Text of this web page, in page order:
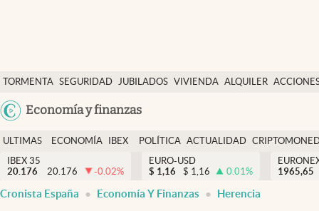
TORMENTA SEGURIDAD JUBILADOS VIVIENDA ALQUILER
USA
Economía y finanzas
Economía y finanzas
Política
Actualidad
Criptomonedas
España
ULTIMAS
NOTICIAS
ECONOMÍA
FINANZAS
IBEX
EURO
POLÍTICA ACTUALIDAD
IBEX 35
20.176
20.176 -0.02%
EURO-USD
$ 1,16 $ 1,16 0.01%
1965,65
Cronista España Economía Y Finanzas Herencia